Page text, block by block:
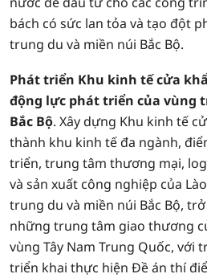
bách có sức lan tỏa và tạo đột
trung du và miền núi Bắc Bộ.
Phát triển Khu kinh tế cửa
động lực phát triển của vùng
Bắc Bộ. Xây dựng Khu kinh tế
thành khu kinh tế đa ngành,
triển, trung tâm thương mại,
và sản xuất công nghiệp của
trung du và miền núi Bắc Bộ,
những trung tâm giao thương
vùng Tây Nam Trung Quốc, với
triển khai thực hiện Đề án thí